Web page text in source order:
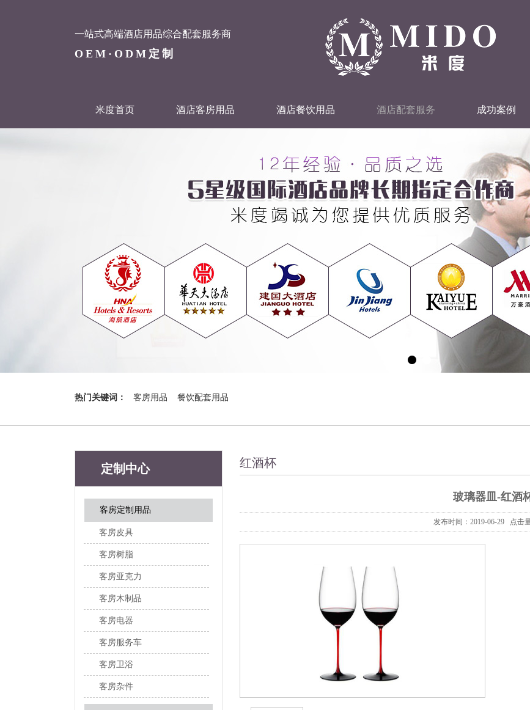
一站式高端酒店用品综合配套服务商
OEM·ODM定制
米度首页 酒店客房用品 酒店餐饮用品 酒店配套服务 成功案例
热门关键词： 客房用品 餐饮配套用品
定制中心
客房定制用品
客房皮具
客房树脂
客房亚克力
客房木制品
客房电器
客房服务车
客房卫浴
客房杂件
红酒杯
玻璃器皿-红酒
发布时间：2019-06-29 点击